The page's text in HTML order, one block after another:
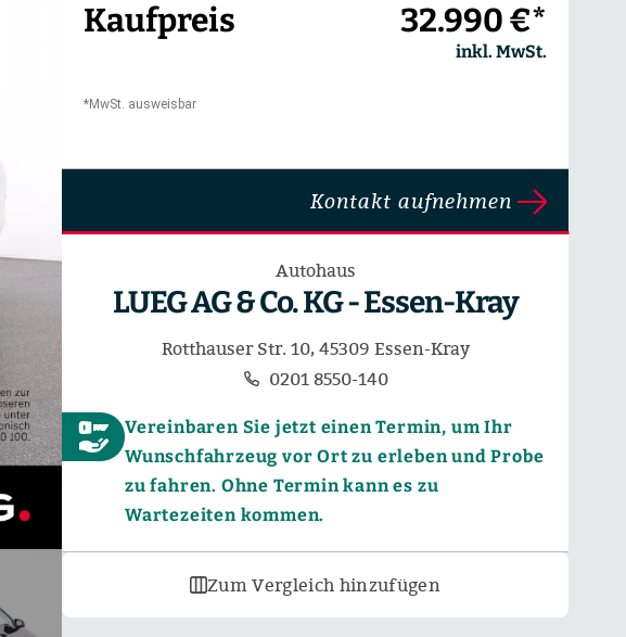
Kaufpreis 32.990 €*
inkl. MwSt.
*MwSt. ausweisbar
Kontakt aufnehmen
Autohaus
LUEG AG & Co. KG - Essen-Kray
Rotthauser Str. 10, 45309 Essen-Kray
0201 8550-140
Vereinbaren Sie jetzt einen Termin, um Ihr
Wunschfahrzeug vor Ort zu erleben und Probe
zu fahren. Ohne Termin kann es zu
Wartezeiten kommen.
Zum Vergleich hinzufügen